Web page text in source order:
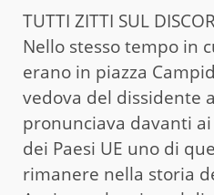
TUTTI ZITTI SUL
Nello stesso tempo in
erano in piazza
vedova del dissidente
pronunciava davanti
dei Paesi UE uno di
rimanere nella storia